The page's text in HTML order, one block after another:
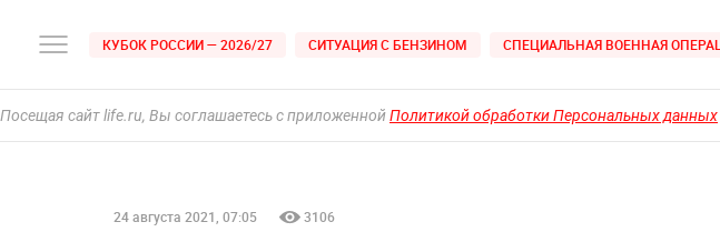
КУБОК РОССИИ — 2026/27 СИТУАЦИЯ С БЕНЗИНОМ СПЕЦИАЛЬНАЯ ВОЕННАЯ
Посещая сайт life.ru, Вы соглашаетесь с приложеннойПолитикой обработки Персональных данных
24 августа 2021, 07:05 3106